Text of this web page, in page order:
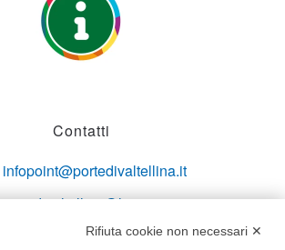
Contatti
infopoint@portedivaltellina.it
portedivaltellina@lamiapec.it
+39 0342 601140
Rifiuta cookie non necessari ✕